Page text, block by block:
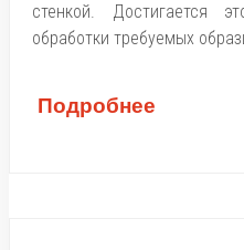
стенкой. Достигается
обработки требуемых
Подробнее